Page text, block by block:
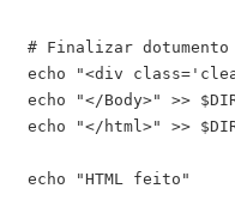
# Finalizar dotumento
echo "<div
echo "</Body>" >>
echo "</html>" >>